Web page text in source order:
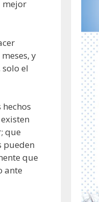
mejor
y
el
hechos
que
pueden
que
ante